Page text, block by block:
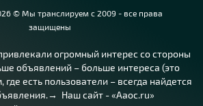
© Мы транслируем с 2009 - все права
защищены
огромный интерес со стороны
объявлений – больше интереса (это
где есть пользователи – всегда найдется
Наш сайт - «Aaoc.ru»